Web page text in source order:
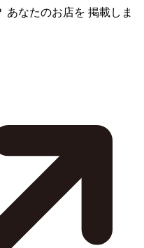
あなたのお店を 掲載しま